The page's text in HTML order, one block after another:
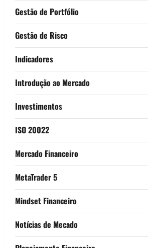
Gestão de Portfólio
Gestão de Risco
Indicadores
Introdução ao Mercado
Investimentos
ISO 20022
Mercado Financeiro
MetaTrader 5
Mindset Financeiro
Notícias de Mecado